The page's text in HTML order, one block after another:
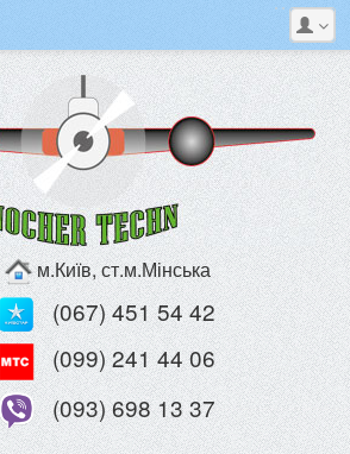
м.Київ, ст.м.Мінська
(067) 451 54 42
(099) 241 44 06
(093) 698 13 37